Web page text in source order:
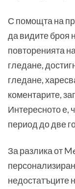
С помощта на
да видите броя
повторенията
гледане,
гледане,
коментарите,
Интересното е,
период до две
За разлика от
недостатъците